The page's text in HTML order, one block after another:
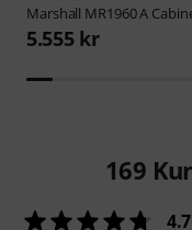
Marshall MR1960 A
5.555 kr
169
4.7